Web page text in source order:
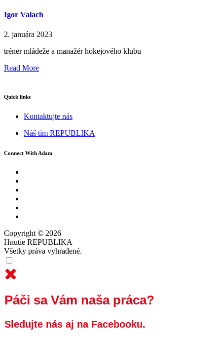
Igor Valach
2. januára 2023
tréner mládeže a manažér hokejového klubu
Read More
Quick links
Kontaktujte nás
Náš tím REPUBLIKA
Connect With Adam
Copyright © 2026
Hnutie REPUBLIKA
Všetky práva vyhradené.
Páči sa Vám naša práca?
Sledujte nás aj na Facebooku.